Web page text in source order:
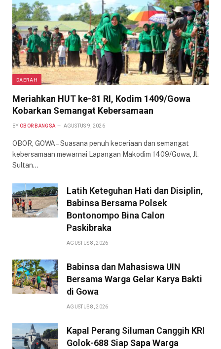
DAERAH
Meriahkan HUT ke-81 RI, Kodim 1409/Gowa
Kobarkan Semangat Kebersamaan
BY OBOR BANGSA AGUSTUS 9, 2026
OBOR, GOWA – Suasana penuh keceriaan dan semangat
kebersamaan mewarnai Lapangan Makodim 1409/Gowa, Jl.
Sultan…
Latih Keteguhan Hati dan Disiplin,
Babinsa Bersama Polsek
Bontonompo Bina Calon
Paskibraka
AGUSTUS 8, 2026
Babinsa dan Mahasiswa UIN
Bersama Warga Gelar Karya Bakti
di Gowa
AGUSTUS 8, 2026
Kapal Perang Siluman Canggih KRI
Golok-688 Siap Sapa Warga